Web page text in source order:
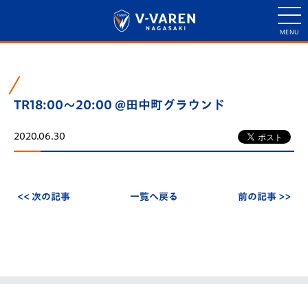
TR18:00～20:00 @田中町グラウンド
2020.06.30
<< 次の記事 一覧へ戻る 前の記事 >>